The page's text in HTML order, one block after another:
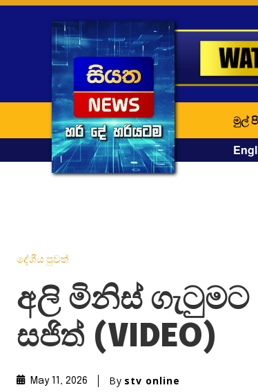
මුල්
දේශීය පුවත්
අලි මිනිස්
සජිත් (VIDEO)
May 11, 2026 By stv online